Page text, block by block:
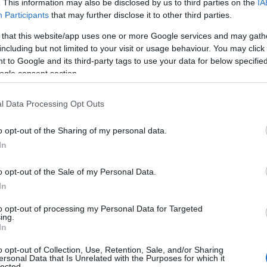
This information may also be disclosed by us to third parties on the
Participants that may further disclose it to other third parties.
that this website/app uses one or more Google services and may
but not limited to your visit or usage behaviour. You may
to Google and its third-party tags to use your data for below
consent section.
Data Processing Opt Outs
opt-out of the Sharing of my personal data.
opt-out of the Sale of my Personal Data.
opt-out of processing my Personal Data for Targeted
opt-out of Collection, Use, Retention, Sale, and/or Sharing
Data that Is Unrelated with the Purposes for which it
Φάνης Σπανός συναντήθηκε με
για θεσμικά ζητήματα της
στελέχωσης των υπηρεσιών της ΠΣΤΕ,